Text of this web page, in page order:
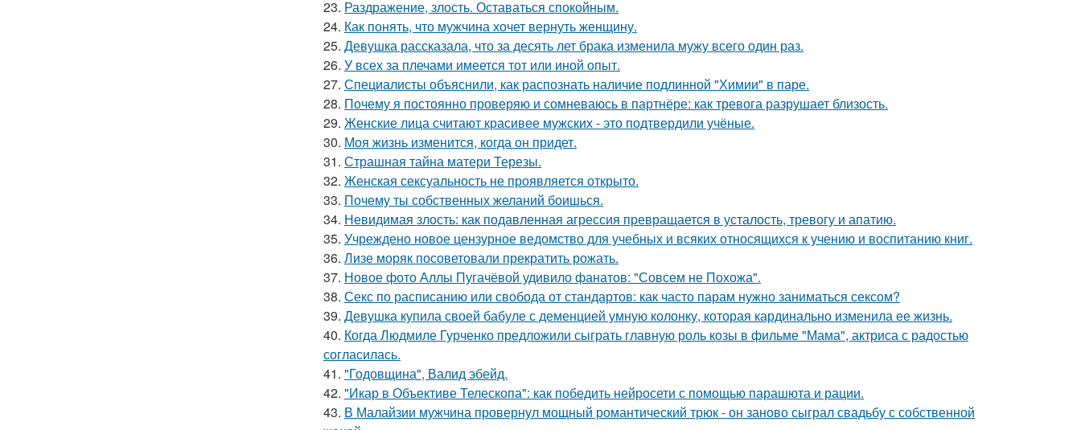
23. Раздражение, злость. Оставаться спокойным.
24. Как понять, что мужчина хочет вернуть женщину.
25. Девушка рассказала, что за десять лет брака изменила мужу всего один раз.
26. У всех за плечами имеется тот или иной опыт.
27. Специалисты объяснили, как распознать наличие подлинной "Химии" в паре.
28. Почему я постоянно проверяю и сомневаюсь в партнёре: как тревога разрушает близость.
29. Женские лица считают красивее мужских - это подтвердили учёные.
30. Моя жизнь изменится, когда он придет.
31. Страшная тайна матери Терезы.
32. Женская сексуальность не проявляется открыто.
33. Почему ты собственных желаний боишься.
34. Невидимая злость: как подавленная агрессия превращается в усталость, тревогу и апатию.
35. Учреждено новое цензурное ведомство для учебных и всяких относящихся к учению и воспитанию книг.
36. Лизе моряк посоветовали прекратить рожать.
37. Новое фото Аллы Пугачёвой удивило фанатов: "Совсем не Похожа".
38. Секс по расписанию или свобода от стандартов: как часто парам нужно заниматься сексом?
39. Девушка купила своей бабуле с деменцией умную колонку, которая кардинально изменила ее жизнь.
40. Когда Людмиле Гурченко предложили сыграть главную роль козы в фильме "Мама", актриса с радостью
согласилась.
41. "Годовщина", Валид эбейд.
42. "Икар в Объективе Телескопа": как победить нейросети с помощью парашюта и рации.
43. В Малайзии мужчина провернул мощный романтический трюк - он заново сыграл свадьбу с собственной